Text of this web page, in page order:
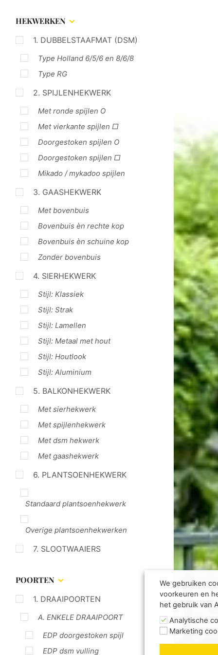
HEKWERKEN
1. DUBBELSTAAFMAT (DSM)
Type Holland 6/5/6 en 8/6/8
Type RG
2. SPIJLENHEKWERK
Met ronde spijlen O
Met vierkante spijlen □
Doorgestoken spijlen O
Doorgestoken spijlen □
Mikado / mykadoo spijlen
3. GAASHEKWERK
Met bovenbuis
Bovenbuis èn rechte kop
Bovenbuis èn schuine kop
Zonder bovenbuis
4. SIERHEKWERK
Stijl: Klassiek
Stijl: Strak
Stijl: Lamellen
Stijl: Metaal met hout
Stijl: Houtlook
Stijl: Aluminium
5. BALKONHEKWERK
Met sierhekwerk
Met spijlenhekwerk
Met dsm hekwerk
Met gaashekwerk
6. PLANTSOENHEKWERK
Standaard plantsoenhekwerk
Overige plantsoenhekwerken
7. SLOOTWAAIERS
POORTEN
1. DRAAIPOORTEN
A. ENKELE DRAAIPOORT
EDP doorgestoken spijl
EDP dsm vulling
We gebruiken
voorkeuren en
het gebruik van
Analytische
Marketing